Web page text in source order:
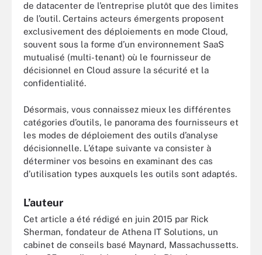
de datacenter de l’entreprise plutôt que des limites
de l’outil. Certains acteurs émergents proposent
exclusivement des déploiements en mode Cloud,
souvent sous la forme d’un environnement SaaS
mutualisé (multi-tenant) où le fournisseur de
décisionnel en Cloud assure la sécurité et la
confidentialité.
Désormais, vous connaissez mieux les différentes
catégories d’outils, le panorama des fournisseurs et
les modes de déploiement des outils d’analyse
décisionnelle. L’étape suivante va consister à
déterminer vos besoins en examinant des cas
d’utilisation types auxquels les outils sont adaptés.
L’auteur
Cet article a été rédigé en juin 2015 par Rick
Sherman, fondateur de Athena IT Solutions, un
cabinet de conseils basé Maynard, Massachussetts.